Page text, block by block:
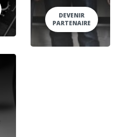
DEVENIR
PARTENAIRE